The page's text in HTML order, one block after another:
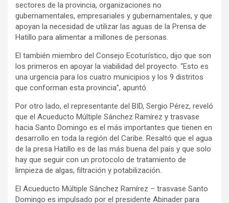
sectores de la provincia, organizaciones no
gubernamentales, empresariales y gubernamentales, y que
apoyan la necesidad de utilizar las aguas de la Prensa de
Hatillo para alimentar a millones de personas.
El también miembro del Consejo Ecoturístico, dijo que son
los primeros en apoyar la viabilidad del proyecto. “Esto es
una urgencia para los cuatro municipios y los 9 distritos
que conforman esta provincia”, apuntó.
Por otro lado, el representante del BID, Sergio Pérez, reveló
que el Acueducto Múltiple Sánchez Ramírez y trasvase
hacia Santo Domingo es el más importantes que tienen en
desarrollo en toda la región del Caribe. Resaltó que el agua
de la presa Hatillo es de las más buena del país y que solo
hay que seguir con un protocolo de tratamiento de
limpieza de algas, filtración y potabilización.
El Acueducto Múltiple Sánchez Ramírez – trasvase Santo
Domingo es impulsado por el presidente Abinader para